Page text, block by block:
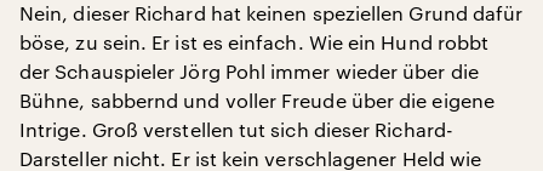
Nein, dieser Richard hat keinen speziellen Grund dafür
böse, zu sein. Er ist es einfach. Wie ein Hund robbt
der Schauspieler Jörg Pohl immer wieder über die
Bühne, sabbernd und voller Freude über die eigene
Intrige. Groß verstellen tut sich dieser Richard-
Darsteller nicht. Er ist kein verschlagener Held wie